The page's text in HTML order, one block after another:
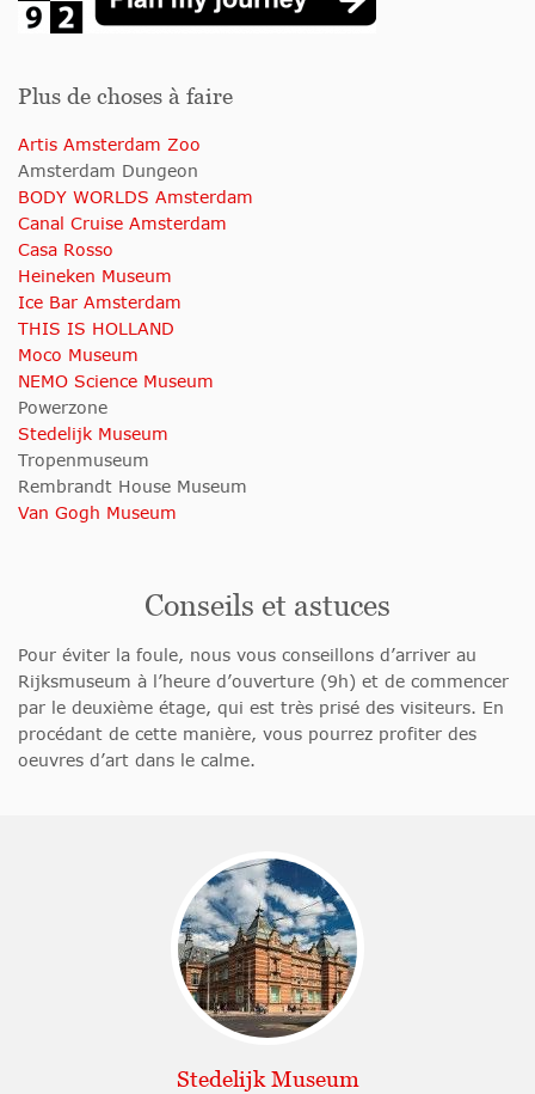
Plus de choses à faire
Artis Amsterdam Zoo
Amsterdam Dungeon
BODY WORLDS Amsterdam
Canal Cruise Amsterdam
Casa Rosso
Heineken Museum
Ice Bar Amsterdam
THIS IS HOLLAND
Moco Museum
NEMO Science Museum
Powerzone
Stedelijk Museum
Tropenmuseum
Rembrandt House Museum
Van Gogh Museum
Conseils et astuces
Pour éviter la foule, nous vous conseillons d’arriver au
Rijksmuseum à l’heure d’ouverture (9h) et de commencer
par le deuxième étage, qui est très prisé des visiteurs. En
procédant de cette manière, vous pourrez profiter des
oeuvres d’art dans le calme.
Stedelijk Museum